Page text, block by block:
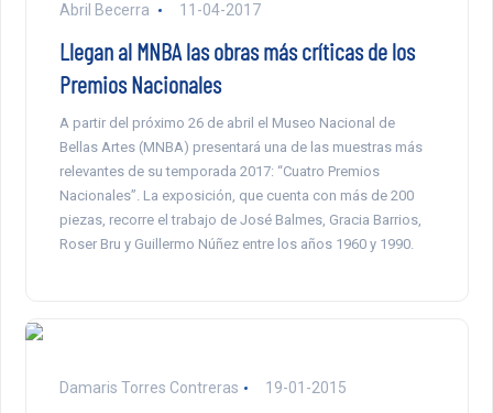
Abril Becerra 11-04-2017
Llegan al MNBA las obras más críticas de los
Premios Nacionales
A partir del próximo 26 de abril el Museo Nacional de
Bellas Artes (MNBA) presentará una de las muestras más
relevantes de su temporada 2017: “Cuatro Premios
Nacionales”. La exposición, que cuenta con más de 200
piezas, recorre el trabajo de José Balmes, Gracia Barrios,
Roser Bru y Guillermo Núñez entre los años 1960 y 1990.
Damaris Torres Contreras 19-01-2015